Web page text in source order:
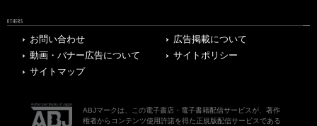
OTHERS
お問い合わせ
広告掲載について
動画・バナー広告について
サイトポリシー
サイトマップ
ABJマークは、この電子書店・電子書籍配信サービスが、著作
権者からコンテンツ使用許諾を得た正規版配信サービスである